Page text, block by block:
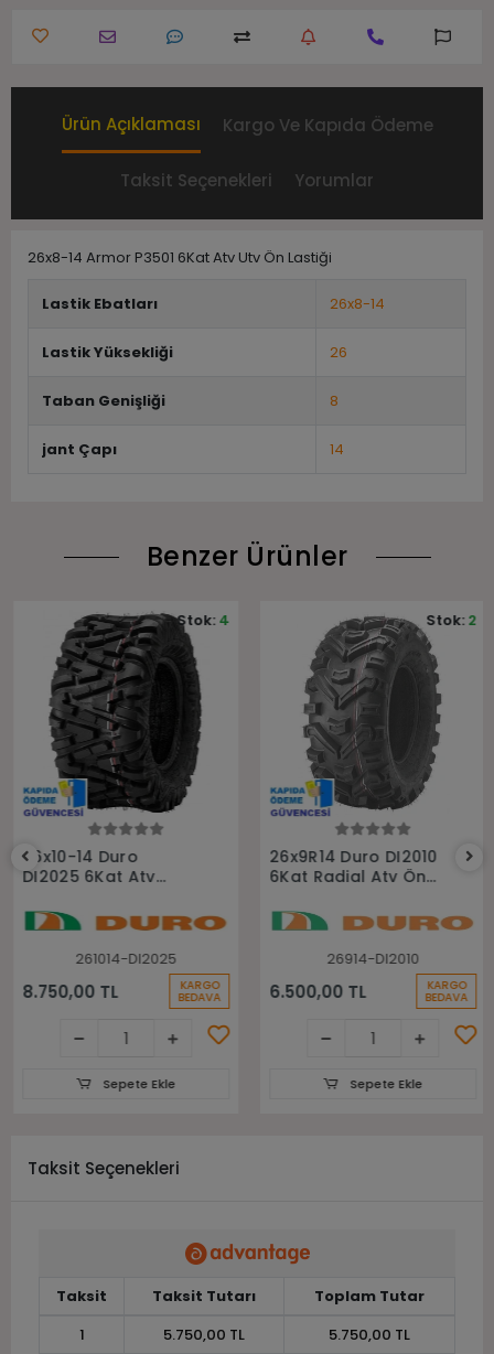
Ürün Açıklaması Kargo Ve Kapıda Ödeme
Taksit Seçenekleri Yorumlar
26x8-14 Armor P3501 6Kat Atv Utv Ön Lastiği
Lastik Ebatları 26x8-14
Lastik Yüksekliği 26
Taban Genişliği 8
jant Çapı 14
Benzer Ürünler
26x10-14 Duro
DI2025 6Kat Atv
261014-DI2025
8.750,00 TL KARGO
BEDAVA
Stok:4
Sepete Ekle
26x9R14 Duro DI2010
6Kat Radial Atv Ön
26914-DI2010
6.500,00 TL KARGO
BEDAVA
Stok:2
Sepete Ekle
Taksit Seçenekleri
Taksit Taksit Tutarı
Toplam Tutar
1
5.750,00 TL 5.750,00 TL